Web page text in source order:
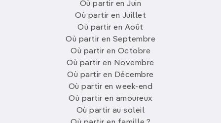
Où partir en Juin
Où partir en Juillet
Où partir en Août
Où partir en Septembre
Où partir en Octobre
Où partir en Novembre
Où partir en Décembre
Où partir en week-end
Où partir en amoureux
Où partir au soleil